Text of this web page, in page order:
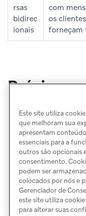
rsas
bidirec
ionais
com
os
forneçam
Próximas
Criar uma
Este site utiliza
que melhoram sua
apresentam
essenciais para a
outros são opcionais
consentimento.
podem ser
colocados por nós e
Gerenciador de
este site utiliza
para alterar suas